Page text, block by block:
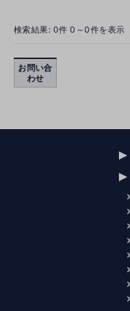
検索結果: 0件 0～0件を表示
お問い合
わせ